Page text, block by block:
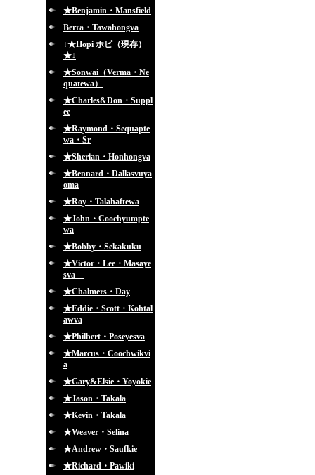
★Benjamin・Mansfield
Berra・Tawahongva
↓★Hopi ホピ（現存）
★↓
★Sonwai（Verma・Ne
quatewa）
★Charles&Don・Suppl
ee
★Raymond・Sequapte
wa・Sr
★Sherian・Honhongva
★Bennard・Dallasvuya
oma
★Roy・Talahaftewa
★John・Coochyumpte
wa
★Bobby・Sekakuku
★Victor・Lee・Masaye
sva
★Chalmers・Day
★Eddie・Scott・Kohtal
awva
★Philbert・Poseyesva
★Marcus・Coochwikvi
a
★Gary&Elsie・Yoyokie
★Jason・Takala
★Kevin・Takala
★Weaver・Selina
★Andrew・Saufkie
★Richard・Pawiki